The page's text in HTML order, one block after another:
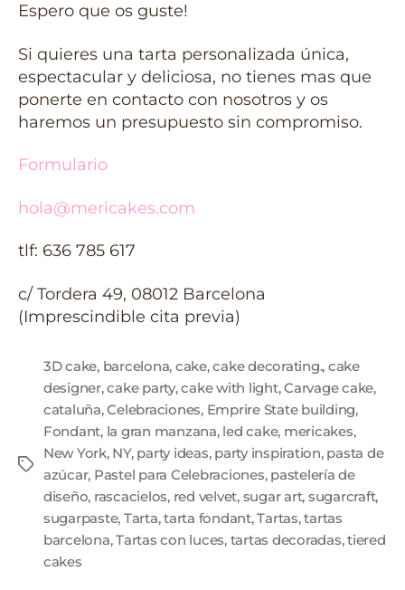
Espero que os guste!
Si quieres una tarta personalizada única,
espectacular y deliciosa, no tienes mas que
ponerte en contacto con nosotros y os
haremos un presupuesto sin compromiso.
Formulario
hola@mericakes.com
tlf: 636 785 617
c/ Tordera 49, 08012 Barcelona
(Imprescindible cita previa)
3D cake, barcelona, cake,cake decorating., cake
designer,cake party,cake with light,Carvage cake,
cataluña,Celebraciones, Emprire State building,
Fondant, la gran manzana, led cake, mericakes,
New York, NY, party ideas, party inspiration, pasta de
azúcar, Pastel para Celebraciones, pastelería de
diseño, rascacielos, red velvet, sugar art, sugarcraft,
sugarpaste, Tarta,tarta fondant,Tartas,tartas
barcelona,Tartas con luces, tartas decoradas,tiered
cakes